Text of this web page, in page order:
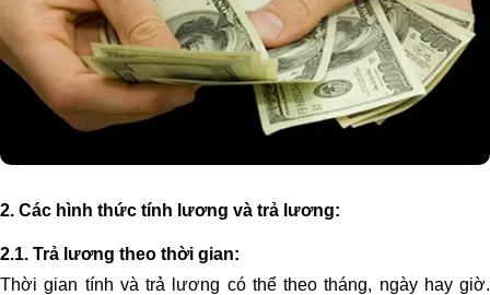
2. Các hình thức tính lương và trả lương:
2.1. Trả lương theo thời gian:
Thời gian tính và trả lương có thể theo tháng, ngày hay giờ.